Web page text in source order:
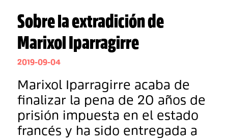
Sobre la extradición de
Marixol Iparragirre
2019-09-04
Marixol Iparragirre acaba de
finalizar la pena de 20 años de
prisión impuesta en el estado
francés y ha sido entregada a